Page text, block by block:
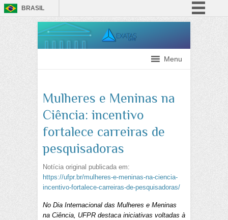
BRASIL
ParticipeMenu
Mulheres e Meninas na
Ciência: incentivo
fortalece carreiras de
pesquisadoras
Notícia original publicada em:
https://ufpr.br/mulheres-e-meninas-na-ciencia-
incentivo-fortalece-carreiras-de-pesquisadoras/
No Dia Internacional das Mulheres e Meninas
na Ciência, UFPR destaca iniciativas voltadas à